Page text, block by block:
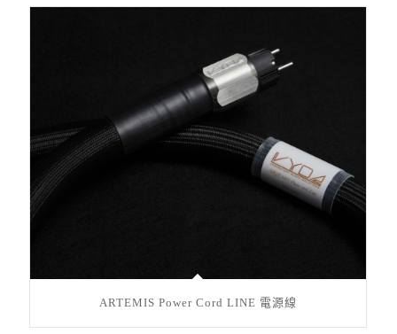
ARTEMIS Power Cord LINE 電源線